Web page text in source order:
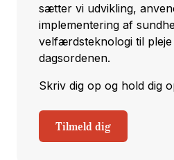
sætter vi udvikling,
implementering af
velfærdsteknologi til
dagsordenen.
Skriv dig op og hold dig
Tilmeld dig